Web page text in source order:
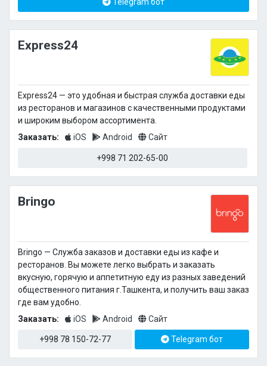
Express24
Express24 — это удобная и быстрая служба доставки еды
из ресторанов и магазинов с качественными продуктами
и широким выбором ассортимента.
Заказать:
iOS Android Сайт
+998 71 202-65-00
Bringo
Bringo — Cлужба заказов и доставки еды из кафе и
ресторанов. Вы можете легко выбрать и заказать
вкусную, горячую и аппетитную еду из разных заведений
общественного питания г.Ташкента, и получить ваш заказ
где вам удобно.
Заказать:
iOS Android Сайт
+998 78 150-72-77 Telegram бот